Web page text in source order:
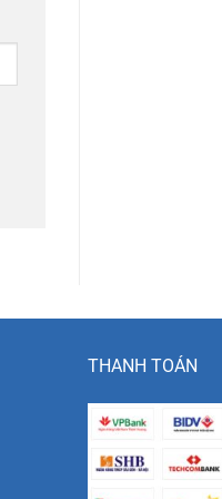
THANH TOÁN